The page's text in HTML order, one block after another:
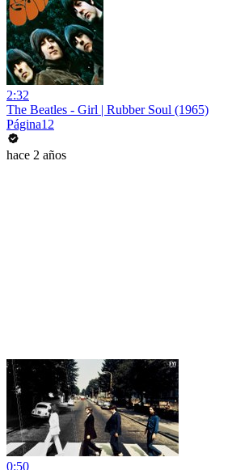
2:32
The Beatles - Girl | Rubber Soul (1965)
Página12
hace 2 años
0:50